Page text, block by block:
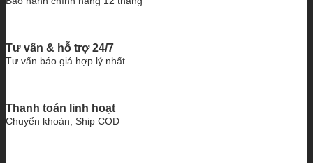
Tư vấn & hỗ trợ 24/7
Tư vấn báo giá hợp lý nhất
Thanh toán linh hoạt
Chuyển khoản, Ship COD